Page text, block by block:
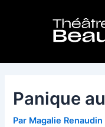
Panique
Par Magalie Renaudin